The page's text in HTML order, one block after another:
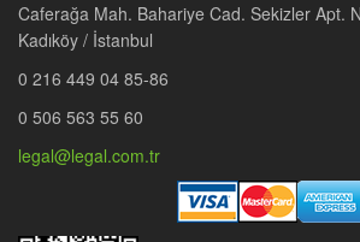
Caferağa Mah. Bahariye Cad. Sekizler Apt.
Kadıköy / İstanbul
0 216 449 04 85-86
0 506 563 55 60
legal@legal.com.tr